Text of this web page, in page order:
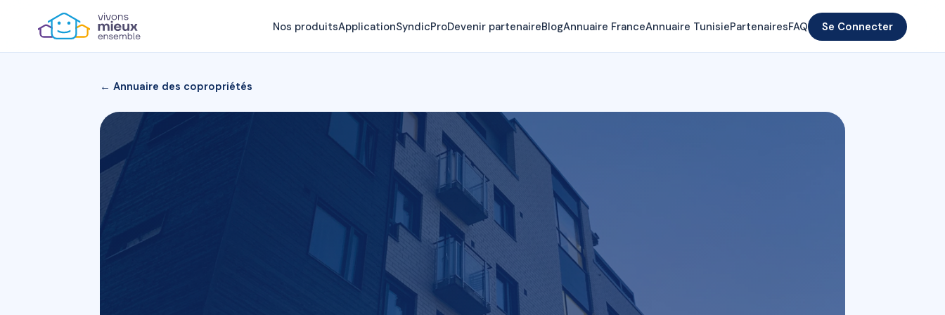
Nos produitsApplicationSyndicProDevenir partenaireBlogAnnuaire FranceAnnuaire TunisiePartenairesFAQ Se Connecter
← Annuaire des copropriétés